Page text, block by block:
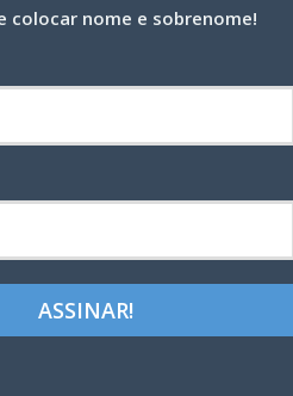
Eletromidia
LinkedIn Pinterest
colocar nome e sobrenome!